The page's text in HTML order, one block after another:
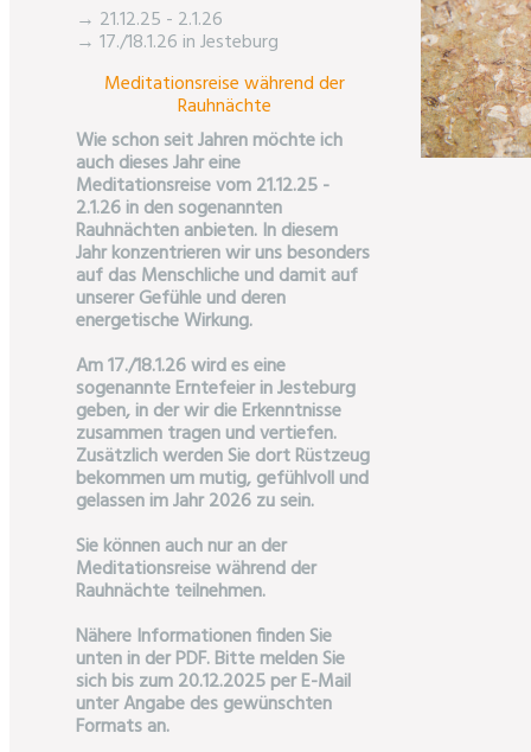
→ 21.12.25 - 2.1.26
→ 17./18.1.26 in Jesteburg
Meditationsreise während der
Rauhnächte
Wie schon seit Jahren möchte ich
auch dieses Jahr eine
Meditationsreise vom 21.12.25 -
2.1.26 in den sogenannten
Rauhnächten anbieten. In diesem
Jahr konzentrieren wir uns besonders
auf das Menschliche und damit auf
unserer Gefühle und deren
energetische Wirkung.
Am 17./18.1.26 wird es eine
sogenannte Erntefeier in Jesteburg
geben, in der wir die Erkenntnisse
zusammen tragen und vertiefen.
Zusätzlich werden Sie dort Rüstzeug
bekommen um mutig, gefühlvoll und
gelassen im Jahr 2026 zu sein.
Sie können auch nur an der
Meditationsreise während der
Rauhnächte teilnehmen.
Nähere Informationen finden Sie
unten in der PDF. Bitte melden Sie
sich bis zum 20.12.2025 per E-Mail
unter Angabe des gewünschten
Formats an.